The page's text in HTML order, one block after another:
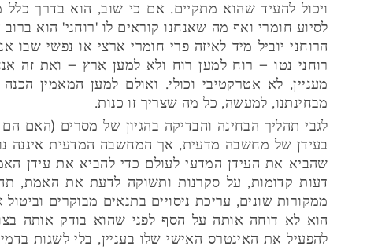
ויכול להעיד שהוא מתקיים. אם כי שוב, הוא בדרך
לסיוע חומרי ואף מה שאנחנו קוראים לו 'רוחני' הוא
הרוחני יוביל מיד לאיזה פרי חומרי ארצי או נפשי
רוחני נטו – רוח למען רוח ולא למען ארץ – ואת זה
מעניין, לא אטרקטיבי וכולי. ואולם למען המאמין
מבחינתנו, למעשה, כל מה שצריך זו כנות.
לגבי תהליך הבחינה והבדיקה בהגיון של מסרים (האם
בעידן של מחשבה מדעית, אך המחשבה המדעית איננה
שהביא את העידן המדעי לעולם כדי להביא את עידן
דעות קדומות, על סקרנות ותשוקה לדעת את האמת,
ממקורות שונים, עריכת ניסויים בתנאים מבוקרים
הוא לא דוחה אותה על הסף לפני שהוא בודק אותה
להפעיל את האינטרס האישי שלו בעניין, בלי לשגות